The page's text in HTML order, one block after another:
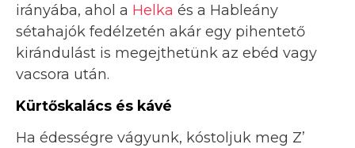
irányába, ahol a Helka és a Hableány
sétahajók fedélzetén akár egy pihentető
kirándulást is megejthetünk az ebéd vagy
vacsora után.
Kürtőskalács és kávé
Ha édességre vágyunk, kóstoljuk meg Z’